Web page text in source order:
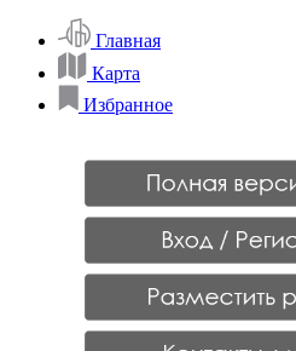
Главная
Карта
Избранное